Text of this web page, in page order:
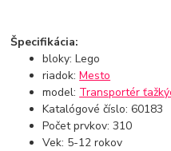
Špecifikácia:
bloky: Lego
riadok:Mesto
model: Transportér
Katalógové číslo: 60183
Počet prvkov: 310
Vek: 5-12 rokov